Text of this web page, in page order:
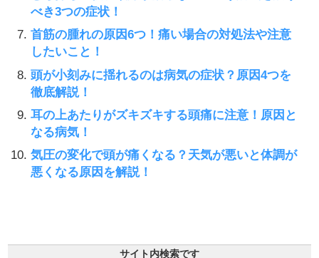
べき3つの症状！
首筋の腫れの原因6つ！痛い場合の対処法や注意
したいこと！
頭が小刻みに揺れるのは病気の症状？原因4つを
徹底解説！
耳の上あたりがズキズキする頭痛に注意！原因と
なる病気！
気圧の変化で頭が痛くなる？天気が悪いと体調が
悪くなる原因を解説！
サイト内検索です